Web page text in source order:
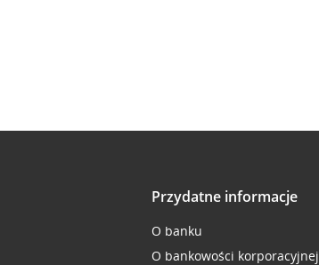
Przydatne informacje
O banku
O bankowości korporacyjnej